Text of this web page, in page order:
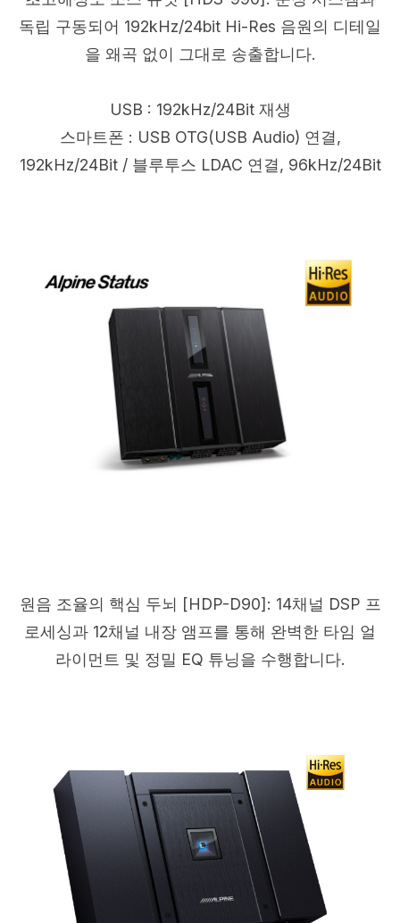
독립 구동되어 192kHz/24bit Hi-Res 음원의 디테일
을 왜곡 없이 그대로 송출합니다.
USB : 192kHz/24Bit 재생
스마트폰 : USB OTG(USB Audio) 연결,
192kHz/24Bit / 블루투스 LDAC 연결, 96kHz/24Bit
원음 조율의 핵심 두뇌 [HDP-D90]: 14채널 DSP 프
로세싱과 12채널 내장 앰프를 통해 완벽한 타임 얼
라이먼트 및 정밀 EQ 튜닝을 수행합니다.